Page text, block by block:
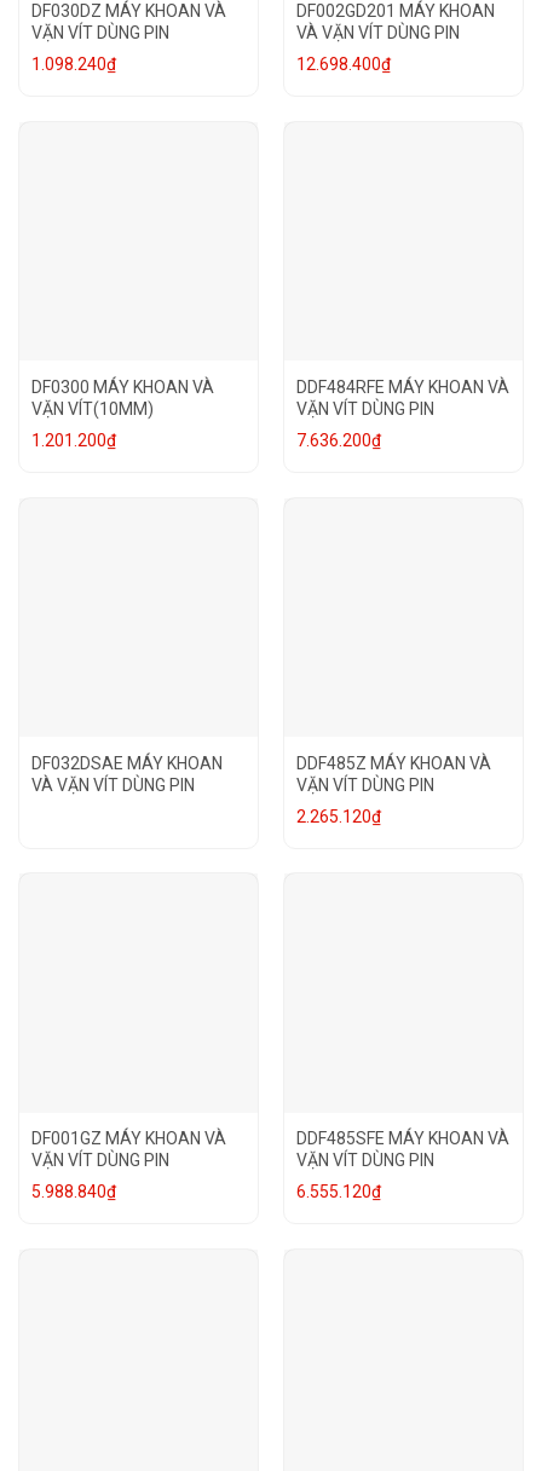
DF030DZ MÁY KHOAN VÀ
VẶN VÍT DÙNG PIN
1.098.240₫
DF002GD201 MÁY KHOAN
VÀ VẶN VÍT DÙNG PIN
12.698.400₫
DF0300 MÁY KHOAN VÀ
VẶN VÍT(10MM)
1.201.200₫
DDF484RFE MÁY KHOAN VÀ
VẶN VÍT DÙNG PIN
7.636.200₫
DF032DSAE MÁY KHOAN
VÀ VẶN VÍT DÙNG PIN
DDF485Z MÁY KHOAN VÀ
VẶN VÍT DÙNG PIN
2.265.120₫
DF001GZ MÁY KHOAN VÀ
VẶN VÍT DÙNG PIN
5.988.840₫
DDF485SFE MÁY KHOAN VÀ
VẶN VÍT DÙNG PIN
6.555.120₫